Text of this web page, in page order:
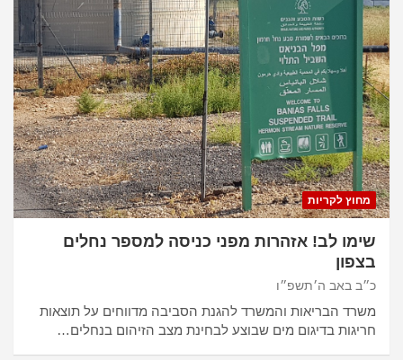
מחוץ לקריות
שימו לב! אזהרות מפני כניסה למספר נחלים
בצפון
כ״ב באב ה׳תשפ״ו
משרד הבריאות והמשרד להגנת הסביבה מדווחים על תוצאות
חריגות בדיגום מים שבוצע לבחינת מצב הזיהום בנחלים…